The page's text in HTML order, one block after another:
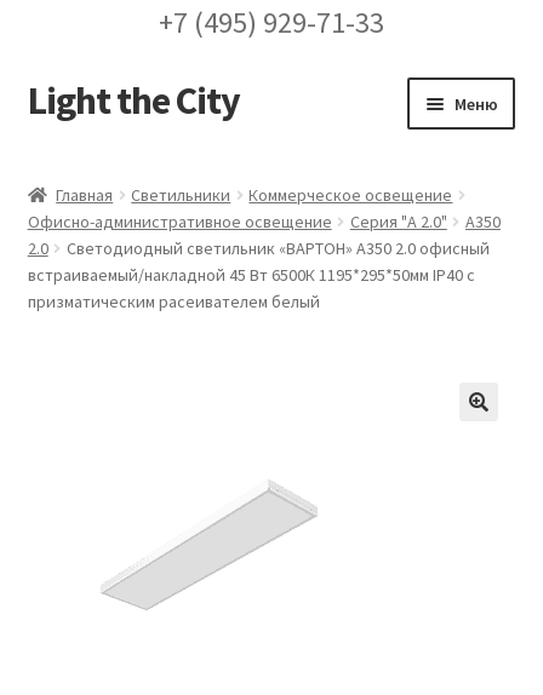
+7 (495) 929-71-33
Перейти
к
Перейти
к
Light the City Меню
FAQ про кронштейны
Бренды
Главная Светильники
Коммерческое освещение
Офисно-административное освещение
Серия "A 2.0"
А350
2.0
Светодиодный светильник «ВАРТОН» A350 2.0 офисный
встраиваемый/накладной 45 Вт 6500К 1195*295*50мм IP40 с
призматическим расеивателем белый